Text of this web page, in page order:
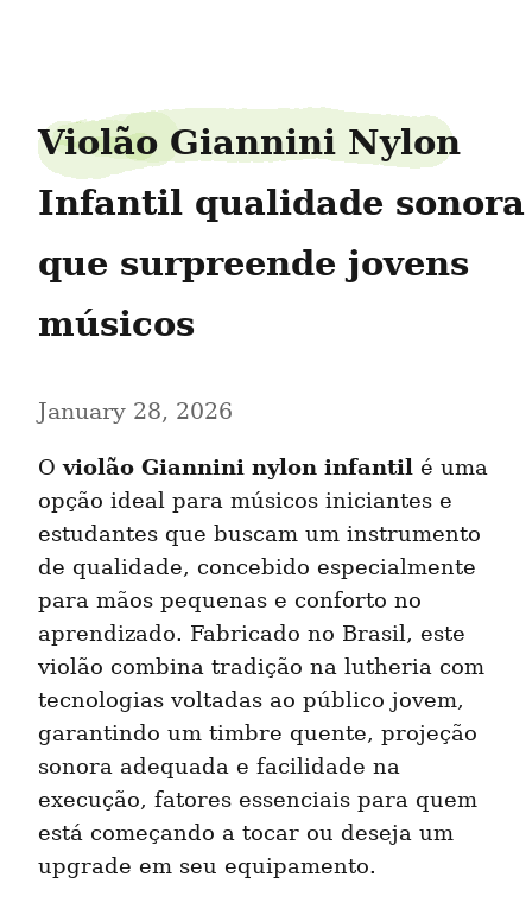
Violão Giannini Nylon
Infantil qualidade sonora
que surpreende jovens
músicos
January 28, 2026
O violão Giannini nylon infantil é uma
opção ideal para músicos iniciantes e
estudantes que buscam um instrumento
de qualidade, concebido especialmente
para mãos pequenas e conforto no
aprendizado. Fabricado no Brasil, este
violão combina tradição na lutheria com
tecnologias voltadas ao público jovem,
garantindo um timbre quente, projeção
sonora adequada e facilidade na
execução, fatores essenciais para quem
está começando a tocar ou deseja um
upgrade em seu equipamento.